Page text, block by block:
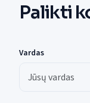
Palikti
Vardas